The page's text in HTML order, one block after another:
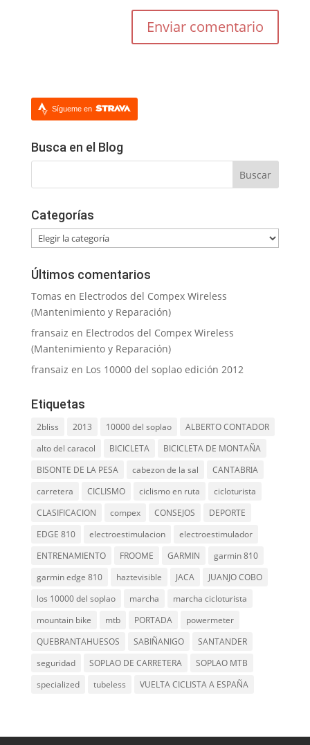
Sígueme en
Busca en el Blog
Categorías
Categorías
Últimos comentarios
Tomas en Electrodos del Compex Wireless
(Mantenimiento y Reparación)
fransaiz en Electrodos del Compex Wireless
(Mantenimiento y Reparación)
fransaiz en Los 10000 del soplao edición 2012
Etiquetas
2bliss 2013 10000 del soplao
ALBERTO CONTADOR
alto del caracol
BICICLETA
BICICLETA DE MONTAÑA
BISONTE DE LA PESA
cabezon de la sal
CANTABRIA
carretera
CICLISMO ciclismo en ruta
cicloturista
CLASIFICACION
compex CONSEJOS
DEPORTE
EDGE 810
electroestimulacion
electroestimulador
ENTRENAMIENTO
FROOME GARMIN
garmin 810
garmin edge 810
haztevisible JACA
JUANJO COBO
los 10000 del soplao
marcha
marcha cicloturista
mountain bike
mtb PORTADA
powermeter
QUEBRANTAHUESOS
SABIÑANIGO
SANTANDER
seguridad
SOPLAO DE CARRETERA
SOPLAO MTB
specialized
tubeless VUELTA CICLISTA A ESPAÑA